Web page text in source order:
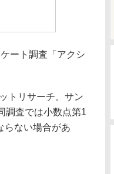
ート調査「アクシ
トリサーチ。サン
調査では小数点第1
らない場合があ